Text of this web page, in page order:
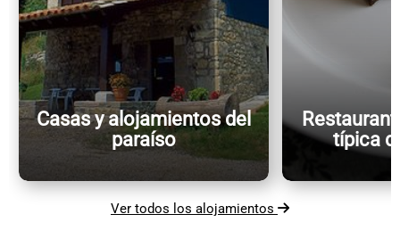
Casas y alojamientos del
paraíso
típica
Ver todos los alojamientos